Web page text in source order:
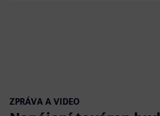
ZPRÁVA A VIDEO